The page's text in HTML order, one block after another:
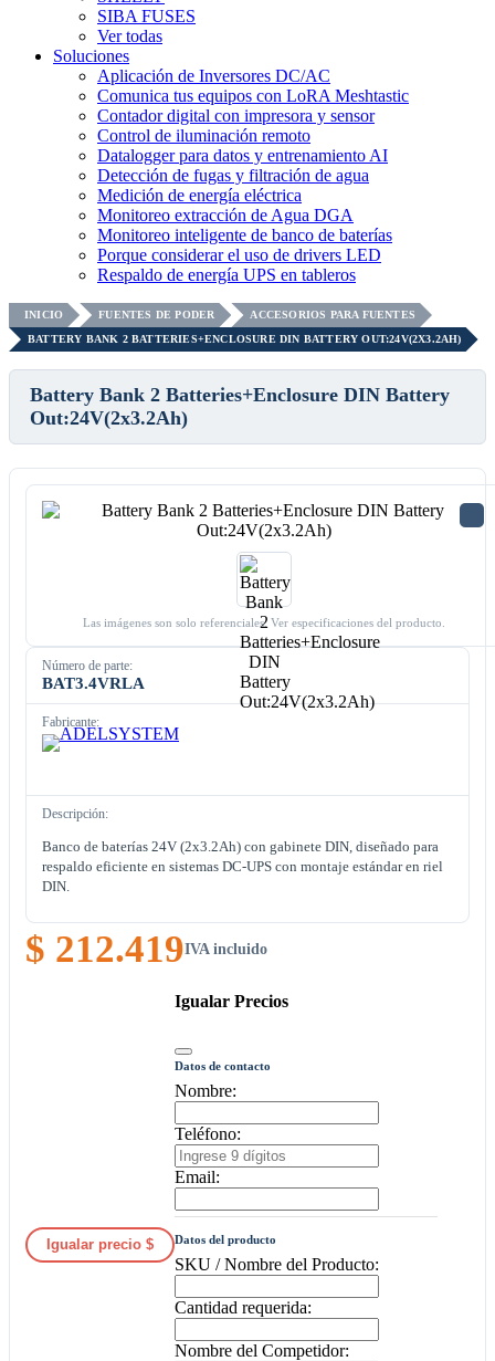
SIBA FUSES
Ver todas
Soluciones
Aplicación de Inversores DC/AC
Comunica tus equipos con LoRA Meshtastic
Contador digital con impresora y sensor
Control de iluminación remoto
Datalogger para datos y entrenamiento AI
Detección de fugas y filtración de agua
Medición de energía eléctrica
Monitoreo extracción de Agua DGA
Monitoreo inteligente de banco de baterías
Porque considerar el uso de drivers LED
Respaldo de energía UPS en tableros
INICIO FUENTES DE PODER
ACCESORIOS PARA FUENTES
BATTERY BANK 2 BATTERIES+ENCLOSURE DIN BATTERY OUT:24V(2X3.2AH)
Battery Bank 2 Batteries+Enclosure DIN Battery
Out:24V(2x3.2Ah)
Las imágenes son solo referenciales. Ver especificaciones del producto.
Número de parte:
BAT3.4VRLA
Fabricante:
Descripción:
Banco de baterías 24V (2x3.2Ah) con gabinete DIN, diseñado para
respaldo eficiente en sistemas DC-UPS con montaje estándar en riel
DIN.
$ 212.419IVA incluido
Igualar precio $
Igualar Precios
Datos de contacto
Nombre:
Teléfono:
Email:
Datos del producto
SKU / Nombre del Producto:
Cantidad requerida:
Nombre del Competidor: